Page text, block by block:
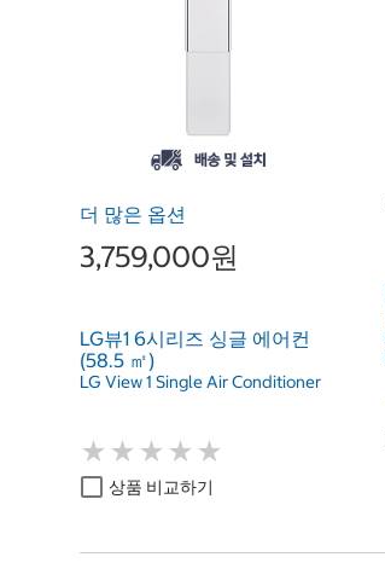
더 많은 옵션
3,759,000원
LG뷰1 6시리즈 싱글 에어컨
(58.5 ㎡)
LG View 1 Single Air Conditioner
★ ★ ★ ★ ★
★ ★ ★ ★ ★
상품 비교하기